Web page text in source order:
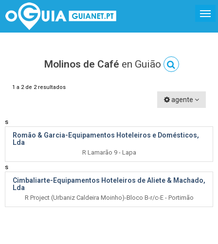
Molinos de Café en Guião
1 a 2 de 2 resultados
agente
s
Romão & Garcia-Equipamentos Hoteleiros e Domésticos,
Lda
R Lamarão 9 - Lapa
s
Cimbaliarte-Equipamentos Hoteleiros de Aliete & Machado,
Lda
R Project (Urbaniz Caldeira Moinho)-Bloco B-r/c-E - Portimão